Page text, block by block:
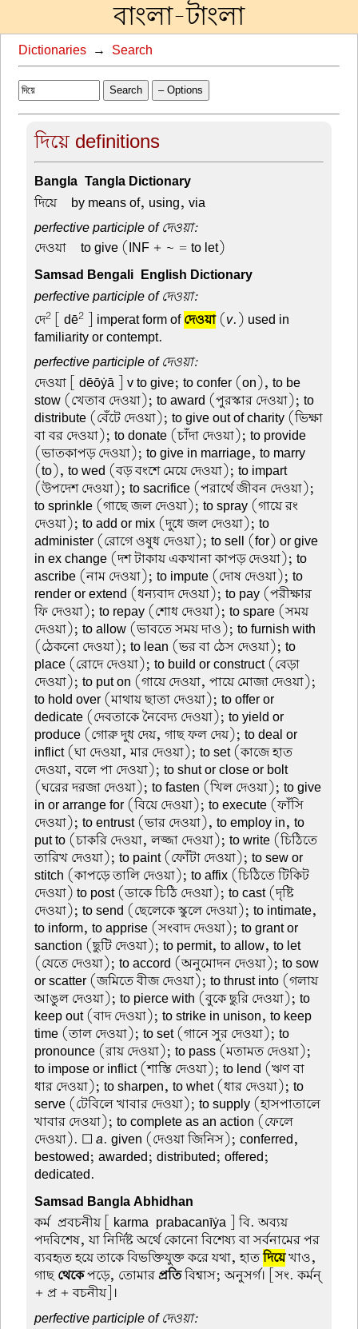
বাংলা-টাংলা
Dictionaries → Search
Search – Options
দিয়ে definitions
Bangla-Tangla Dictionary
দিয়ে – by means of, using, via
perfective participle of দেওয়া:
দেওয়া –to give (INF + ~ = to let)
Samsad Bengali-English Dictionary
perfective participle of দেওয়া:
দে2 [ dē2 ] imperat form ofদেওয়া(v.) used in
familiarity or contempt.
perfective participle of দেওয়া:
দেওয়া [ dēōẏā ] v to give; to confer (on), to be
stow (খেতাব দেওয়া); to award (পুরস্কার দেওয়া); to
distribute (বেঁটে দেওয়া); to give out of charity (ভিক্ষা
বা বর দেওয়া); to donate (চাঁদা দেওয়া); to provide
(ভাতকাপড় দেওয়া); to give in marriage, to marry
(to), to wed (বড় বংশে মেয়ে দেওয়া); to impart
(উপদেশ দেওয়া); to sacrifice (পরার্থে জীবন দেওয়া);
to sprinkle (গাছে জল দেওয়া); to spray (গায়ে রং
দেওয়া); to add or mix (দুধে জল দেওয়া); to
administer (রোগে ওষুধ দেওয়া); to sell (for) or give
in ex change (দশ টাকায় একখানা কাপড় দেওয়া); to
ascribe (নাম দেওয়া); to impute (দোষ দেওয়া); to
render or extend (ধন্যবাদ দেওয়া); to pay (পরীক্ষার
ফি দেওয়া); to repay (শোধ দেওয়া); to spare (সময়
দেওয়া); to allow (ভাবতে সময় দাও); to furnish with
(ঠেকনো দেওয়া); to lean (ভর বা ঠেস দেওয়া); to
place (রোদে দেওয়া); to build or construct (বেড়া
দেওয়া); to put on (গায়ে দেওয়া, পায়ে মোজা দেওয়া);
to hold over (মাথায় ছাতা দেওয়া); to offer or
dedicate (দেবতাকে নৈবেদ্য দেওয়া); to yield or
produce (গোরু দুধ দেয়, গাছ ফল দেয়); to deal or
inflict (ঘা দেওয়া, মার দেওয়া); to set (কাজে হাত
দেওয়া, বলে পা দেওয়া); to shut or close or bolt
(ঘরের দরজা দেওয়া); to fasten (খিল দেওয়া); to give
in or arrange for (বিয়ে দেওয়া); to execute (ফাঁসি
দেওয়া); to entrust (ভার দেওয়া), to employ in, to
put to (চাকরি দেওয়া, লজ্জা দেওয়া); to write (চিঠিতে
তারিখ দেওয়া); to paint (ফোঁটা দেওয়া); to sew or
stitch (কাপড়ে তালি দেওয়া); to affix (চিঠিতে টিকিট
দেওয়া) to post (ডাকে চিঠি দেওয়া); to cast (দৃষ্টি
দেওয়া); to send (ছেলেকে স্কুলে দেওয়া); to intimate,
to inform, to apprise (সংবাদ দেওয়া); to grant or
sanction (ছুটি দেওয়া); to permit, to allow, to let
(যেতে দেওয়া); to accord (অনুমোদন দেওয়া); to sow
or scatter (জমিতে বীজ দেওয়া); to thrust into (গলায়
আঙুল দেওয়া); to pierce with (বুকে ছুরি দেওয়া); to
keep out (বাদ দেওয়া); to strike in unison, to keep
time (তাল দেওয়া); to set (গানে সুর দেওয়া); to
pronounce (রায় দেওয়া); to pass (মতামত দেওয়া);
to impose or inflict (শাস্তি দেওয়া); to lend (ঋণ বা
ধার দেওয়া); to sharpen, to whet (ধার দেওয়া); to
serve (টেবিলে খাবার দেওয়া); to supply (হাসপাতালে
খাবার দেওয়া); to complete as an action (ফেলে
দেওয়া). ☐a. given (দেওয়া জিনিস); conferred,
bestowed; awarded; distributed; offered;
dedicated.
Samsad Bangla Abhidhan
কর্ম-প্রবচনীয়[ karma-prabacanīẏa ] বি. অব্যয়
পদবিশেষ, যা নির্দিষ্ট অর্থে কোনো বিশেষ্য বা সর্বনামের পর
ব্যবহৃত হয়ে তাকে বিভক্তিযুক্ত করে যথা, হাতদিয়েখাও,
গাছ থেকেপড়ে, তোমারপ্রতিবিশ্বাস; অনুসর্গ। [সং. কর্মন্
+ প্র + বচনীয়]।
perfective participle of দেওয়া: